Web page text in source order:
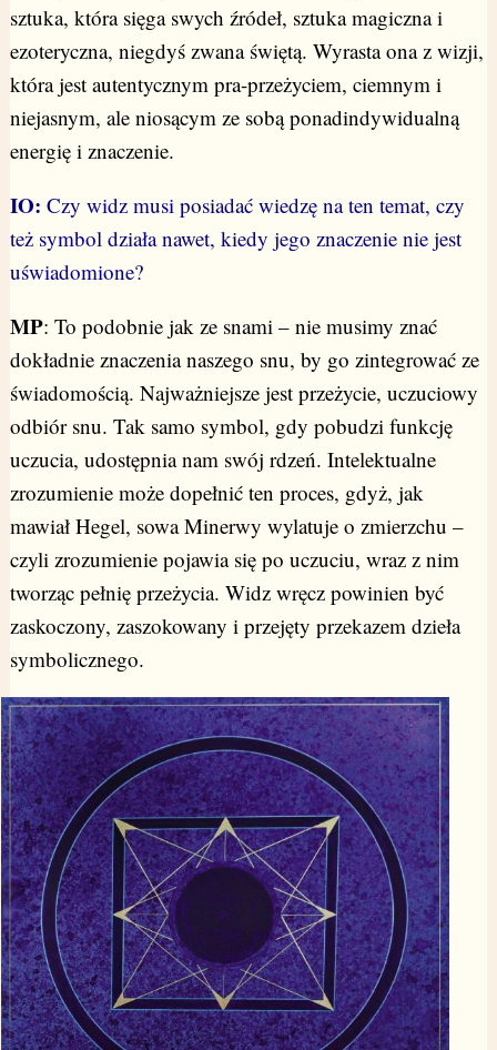
sztuka, która sięga swych źródeł, sztuka magiczna i
ezoteryczna, niegdyś zwana świętą. Wyrasta ona z wizji,
która jest autentycznym pra-przeżyciem, ciemnym i
niejasnym, ale niosącym ze sobą ponadindywidualną
energię i znaczenie.
IO: Czy widz musi posiadać wiedzę na ten temat, czy
też symbol działa nawet, kiedy jego znaczenie nie jest
uświadomione?
MP: To podobnie jak ze snami – nie musimy znać
dokładnie znaczenia naszego snu, by go zintegrować ze
świadomością. Najważniejsze jest przeżycie, uczuciowy
odbiór snu. Tak samo symbol, gdy pobudzi funkcję
uczucia, udostępnia nam swój rdzeń. Intelektualne
zrozumienie może dopełnić ten proces, gdyż, jak
mawiał Hegel, sowa Minerwy wylatuje o zmierzchu –
czyli zrozumienie pojawia się po uczuciu, wraz z nim
tworząc pełnię przeżycia. Widz wręcz powinien być
zaskoczony, zaszokowany i przejęty przekazem dzieła
symbolicznego.